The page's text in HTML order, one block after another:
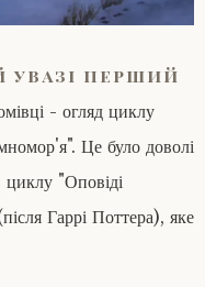
увазі перший
- огляд циклу
Це було доволі
циклу "Оповіді
Гаррі Поттера), яке